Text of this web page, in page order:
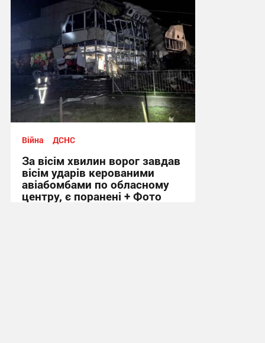
Війна ДСНС
За вісім хвилин ворог завдав
вісім ударів керованими
авіабомбами по обласному
центру, є поранені + Фото